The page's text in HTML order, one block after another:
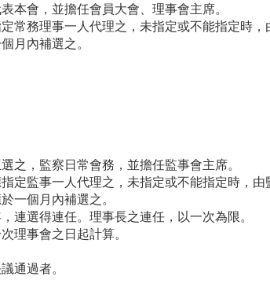
本會，並擔任會員大會、理事會主席。
常務理事一人代理之，未指定或不能指定時，
月內補選之。
之，監察日常會務，並擔任監事會主席。
定監事一人代理之，未指定或不能指定時，由
一個月內補選之。
連選得連任。理事長之連任，以一次為限。
理事會之日起計算。
通過者。